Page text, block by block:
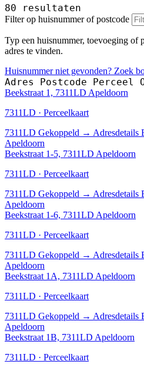
80 resultaten
Filter op huisnummer of postcode
Typ een huisnummer, toevoeging of
adres te vinden.
Huisnummer niet gevonden? Zoek
Adres Postcode Perceel
Beekstraat 1, 7311LD Apeldoorn
7311LD · Perceelkaart
7311LD Gekoppeld → Adresdetails
Apeldoorn
Beekstraat 1-5, 7311LD Apeldoorn
7311LD · Perceelkaart
7311LD Gekoppeld → Adresdetails
Apeldoorn
Beekstraat 1-6, 7311LD Apeldoorn
7311LD · Perceelkaart
7311LD Gekoppeld → Adresdetails
Apeldoorn
Beekstraat 1A, 7311LD Apeldoorn
7311LD · Perceelkaart
7311LD Gekoppeld → Adresdetails
Apeldoorn
Beekstraat 1B, 7311LD Apeldoorn
7311LD · Perceelkaart